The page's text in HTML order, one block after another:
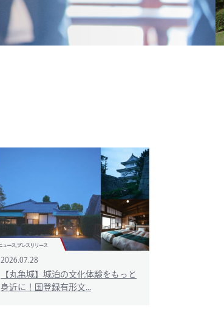
2026.07.28
【丸亀城】城泊の文化体験をもっと
身近に！国登録有形文...